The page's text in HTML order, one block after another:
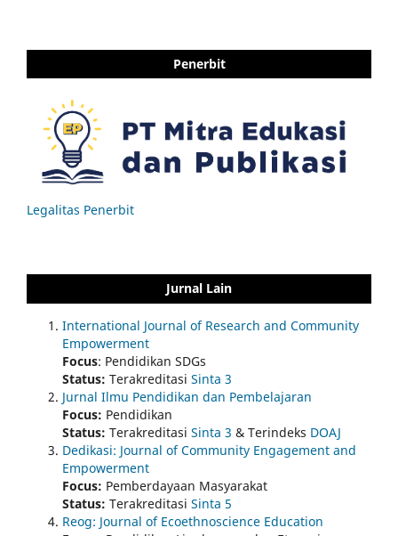
Penerbit
Legalitas Penerbit
Jurnal Lain
International Journal of Research and Community
Empowerment
Focus: Pendidikan SDGs
Status: Terakreditasi Sinta 3
Jurnal Ilmu Pendidikan dan Pembelajaran
Focus: Pendidikan
Status: Terakreditasi Sinta 3 & Terindeks DOAJ
Dedikasi: Journal of Community Engagement and
Empowerment
Focus: Pemberdayaan Masyarakat
Status: Terakreditasi Sinta 5
Reog: Journal of Ecoethnoscience Education